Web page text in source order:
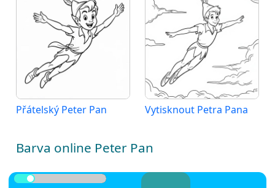
Přátelský Peter Pan Vytisknout Petra Pana
Barva online Peter Pan